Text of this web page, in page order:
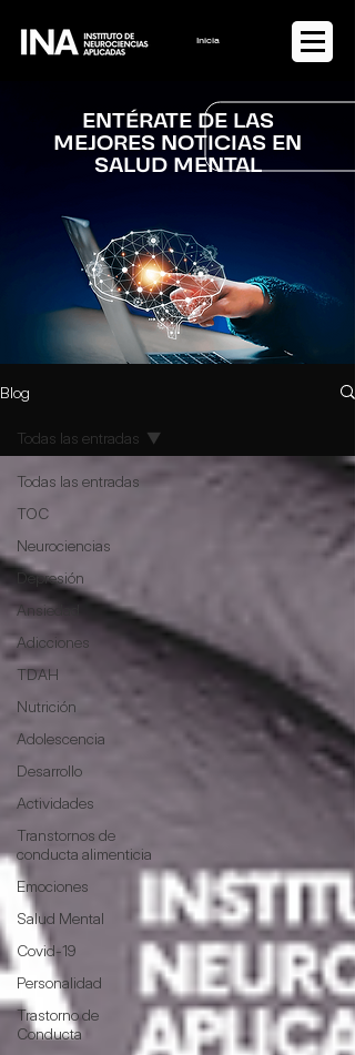
Iniciar sesión
ENTÉRATE DE LAS
MEJORES NOTICIAS EN
SALUD MENTAL
Blog
Todas las entradas
TOC
Neurociencias
Depresión
Ansiedad
Adicciones
TDAH
Nutrición
Adolescencia
Desarrollo
Actividades
Transtornos de
conducta alimenticia
Emociones
Salud Mental
Covid-19
Personalidad
Trastorno de
Conducta
Todas las entradas